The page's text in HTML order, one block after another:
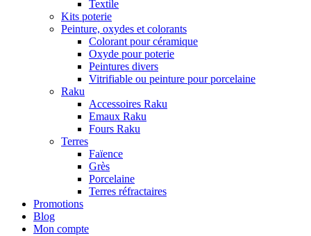
Textile
Kits poterie
Peinture, oxydes et colorants
Colorant pour céramique
Oxyde pour poterie
Peintures divers
Vitrifiable ou peinture pour porcelaine
Raku
Accessoires Raku
Emaux Raku
Fours Raku
Terres
Faïence
Grès
Porcelaine
Terres réfractaires
Promotions
Blog
Mon compte